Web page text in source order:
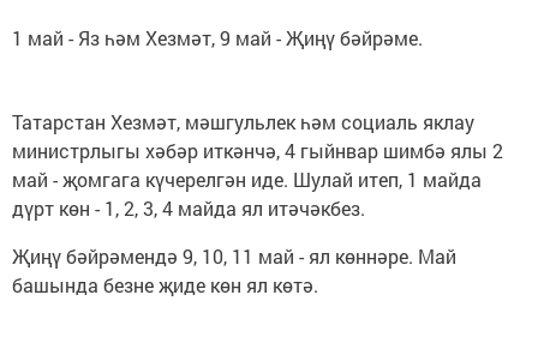
1 май - Яз һәм Хезмәт, 9 май - Җиңү бәйрәме.
Татарстан Хезмәт, мәшгульлек һәм социаль яклау
министрлыгы хәбәр иткәнчә, 4 гыйнвар шимбә ялы 2
май - җомгага күчерелгән иде. Шулай итеп, 1 майда
дүрт көн - 1, 2, 3, 4 майда ял итәчәкбез.
Җиңү бәйрәмендә 9, 10, 11 май - ял көннәре. Май
башында безне җиде көн ял көтә.